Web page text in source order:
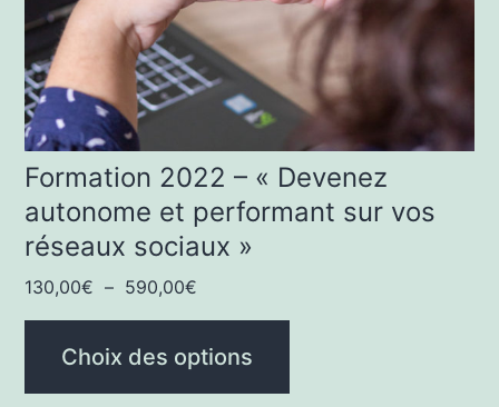
Formation 2022 – « Devenez
autonome et performant sur vos
réseaux sociaux »
130,00€ – 590,00€
de
prix :
Choix des options
être
choisies
sur
la
page
du
produit